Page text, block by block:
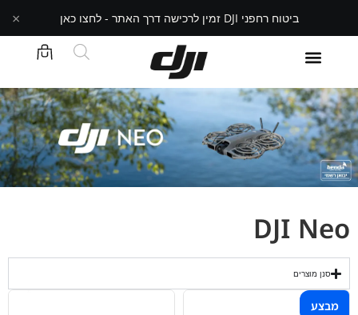
ביטוח רחפני DJI זמין לרכישה דרך האתר - לחצו כאן ×
DJI Neo
סנן מוצרים
מבצע